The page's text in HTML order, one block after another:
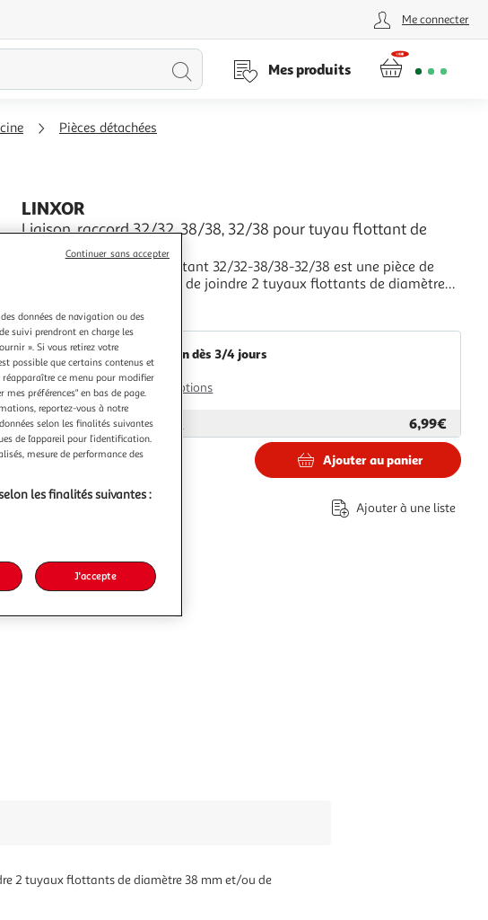
Me connecter
Lancer
Mes produits
Pièces détachées
LINXOR
Liaison, raccord 32/32, 38/38, 32/38 pour tuyau flottant de
pisicne - Blanc
La liaison pour tuyau flottant 32/32-38/38-32/38 est une pièce de
raccordement qui permet de joindre 2 tuyaux flottants de diamètre
Vendu parEGK Distribution
Livraison dès 3/4 jours
3,90€
Plus d'options
Vendu parEGK Distribution 6,99€
6,99€
Ajouter au panier
Ajouter à une liste
2 tuyaux flottants de diamètre 38 mm et/ou de
données de navigation ou des
suivi prendront en charge les
». Si vous retirez votre
possible que certains contenus et
ce menu pour modifier
préférences" en bas de page.
reportez-vous à notre
selon les finalités suivantes
de l’appareil pour l’identification.
mesure de performance des
les finalités suivantes :
J'accepte
Continuer sans accepter